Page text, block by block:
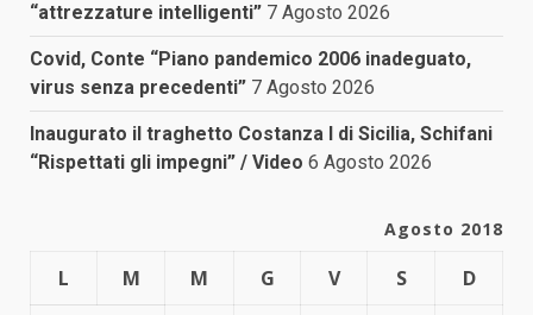
“attrezzature intelligenti” 7 Agosto 2026
Covid, Conte “Piano pandemico 2006 inadeguato,
virus senza precedenti” 7 Agosto 2026
Inaugurato il traghetto Costanza I di Sicilia, Schifani
“Rispettati gli impegni” / Video 6 Agosto 2026
Agosto 2018
L M M G V S
D